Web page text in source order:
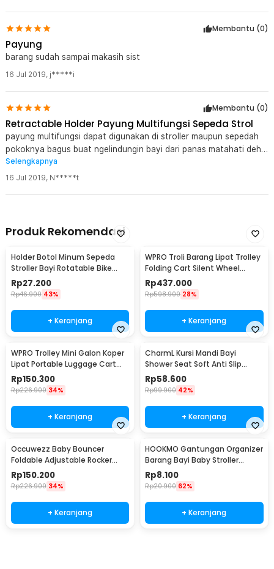
Kelengkapan Produk
Rincian yang Anda dapatkan untuk pembelian produk ini:
Kereta Bayi - HTC19
Membantu (0)
Payung
barang sudah sampai makasih sist
16 Jul 2019, j*****i
Membantu (0)
Retractable Holder Payung Multifungsi Sepeda Strol
payung multifungsi dapat digunakan di stroller maupun sepedah
pokoknya bagus buat ngelindungin bayi dari panas matahati deh
kalo lagi diluar jalan2 atau main
Selengkapnya
16 Jul 2019, N*****t
Produk Rekomendasi
Holder Botol Minum Sepeda
Stroller Bayi Rotatable Bike
Bottle Cage - R2229
Rp27.200
Rp46.900 43%
+ Keranjang
WPRO Troli Barang Lipat Trolley
Folding Cart Silent Wheel
89x59.5cm - PC-30
Rp437.000
Rp598.900 28%
+ Keranjang
WPRO Trolley Mini Galon Koper
Lipat Portable Luggage Cart
23x32cm 40kg - SK-10
Rp150.300
Rp226.900 34%
+ Keranjang
CharmL Kursi Mandi Bayi
Shower Seat Soft Anti Slip
Drainage Hole - CH12
Rp58.600
Rp99.900 42%
+ Keranjang
Occuwezz Baby Bouncer
Foldable Adjustable Rocker
Ayunan Bayi - OW40
Rp150.200
Rp226.900 34%
+ Keranjang
HOOKMO Gantungan Organizer
Barang Bayi Baby Stroller
Leather Hook - HO2
Rp8.100
Rp20.900 62%
+ Keranjang